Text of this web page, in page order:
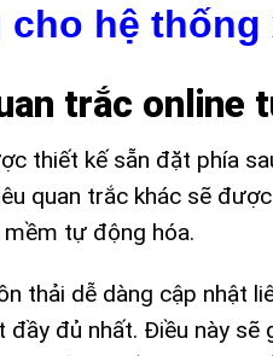
hệ
trắc online
thiết kế sẵn đặt phía
quan trắc khác sẽ
tự động hóa.
thải dễ dàng cập nhật
đủ nhất. Điều này sẽ